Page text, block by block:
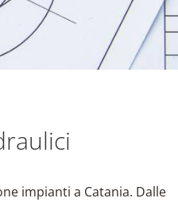
impianti a Catania. Dalle